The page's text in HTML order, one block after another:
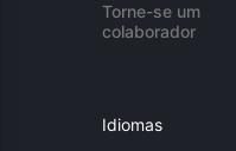
Torne-se um
colaborador
Idiomas